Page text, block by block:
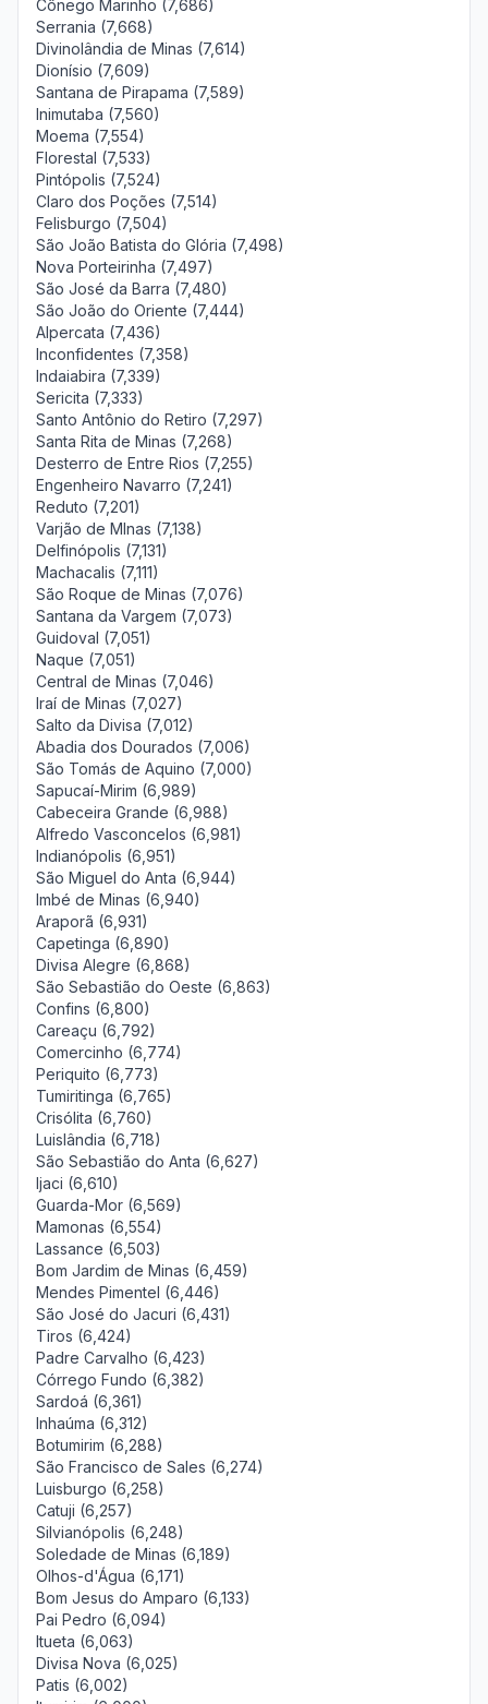
Cônego Marinho (7,686)
Serrania (7,668)
Divinolândia de Minas (7,614)
Dionísio (7,609)
Santana de Pirapama (7,589)
Inimutaba (7,560)
Moema (7,554)
Florestal (7,533)
Pintópolis (7,524)
Claro dos Poções (7,514)
Felisburgo (7,504)
São João Batista do Glória (7,498)
Nova Porteirinha (7,497)
São José da Barra (7,480)
São João do Oriente (7,444)
Alpercata (7,436)
Inconfidentes (7,358)
Indaiabira (7,339)
Sericita (7,333)
Santo Antônio do Retiro (7,297)
Santa Rita de Minas (7,268)
Desterro de Entre Rios (7,255)
Engenheiro Navarro (7,241)
Reduto (7,201)
Varjão de MInas (7,138)
Delfinópolis (7,131)
Machacalis (7,111)
São Roque de Minas (7,076)
Santana da Vargem (7,073)
Guidoval (7,051)
Naque (7,051)
Central de Minas (7,046)
Iraí de Minas (7,027)
Salto da Divisa (7,012)
Abadia dos Dourados (7,006)
São Tomás de Aquino (7,000)
Sapucaí-Mirim (6,989)
Cabeceira Grande (6,988)
Alfredo Vasconcelos (6,981)
Indianópolis (6,951)
São Miguel do Anta (6,944)
Imbé de Minas (6,940)
Araporã (6,931)
Capetinga (6,890)
Divisa Alegre (6,868)
São Sebastião do Oeste (6,863)
Confins (6,800)
Careaçu (6,792)
Comercinho (6,774)
Periquito (6,773)
Tumiritinga (6,765)
Crisólita (6,760)
Luislândia (6,718)
São Sebastião do Anta (6,627)
Ijaci (6,610)
Guarda-Mor (6,569)
Mamonas (6,554)
Lassance (6,503)
Bom Jardim de Minas (6,459)
Mendes Pimentel (6,446)
São José do Jacuri (6,431)
Tiros (6,424)
Padre Carvalho (6,423)
Córrego Fundo (6,382)
Sardoá (6,361)
Inhaúma (6,312)
Botumirim (6,288)
São Francisco de Sales (6,274)
Luisburgo (6,258)
Catuji (6,257)
Silvianópolis (6,248)
Soledade de Minas (6,189)
Olhos-d'Água (6,171)
Bom Jesus do Amparo (6,133)
Pai Pedro (6,094)
Itueta (6,063)
Divisa Nova (6,025)
Patis (6,002)